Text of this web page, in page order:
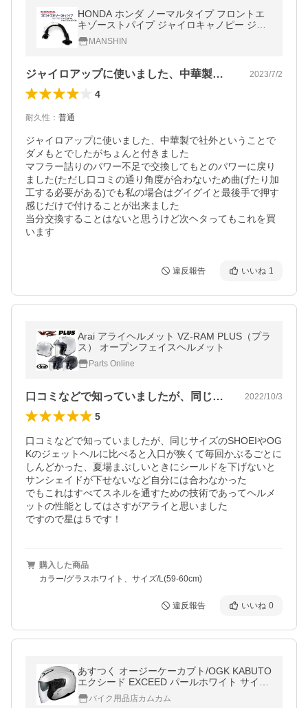
HONDA ホンダ ノーマルタイプ フロントエ
キゾーストパイプ ジャイロキャノピー ジャ
イロUP 2st TA01 / TA02 対応
MANSHIN
ジャイロアップに使いました、中華製で社… 2023/7/2
4
耐久性 ： 普通
ジャイロアップに使いました、中華製で社外ということで
ダメもとでしたがちょんと付きました
マフラー詰りのパワー不足で交換してもとのパワーに戻り
ました(ただし口コミの通り角度が合わないため曲げたり加
工する必要がある)でも私の場合はグイグイと最後手で押す
感じだけで付けることが出来ました
当分交換することはないと思うけど次ヘタってもこれを買
います
違反報告 いいね 1
Arai アライヘルメット VZ-RAM PLUS（プラ
ス） オープンフェイスヘルメット
Parts Online
口コミなどで知っていましたが、同じサイ… 2022/10/3
5
口コミなどで知っていましたが、同じサイズのSHOEIやOG
Kのジェットヘルに比べると入口が狭くて毎回かぶるごとに
しんどかった、夏場まぶしいときにシールドを下げないと
サンシェイドが下せないなど自分には合わなかった
でもこれはすべてスネルを通すための技術であってヘルメ
ットの性能としてはさすがアライと思いました
ですので星は５です！
購入した商品
カラー/グラスホワイト、サイズ/L(59-60cm)
違反報告 いいね 0
あすつく オージーケーカブト/OGK KABUTO
エクシード EXCEED パールホワイト サイズ
L 59~60cm
バイク用品店カムカム